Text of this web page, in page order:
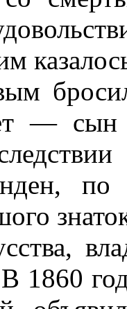
— сын
1860